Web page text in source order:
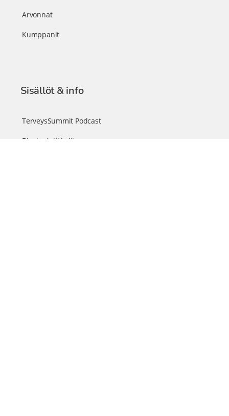
Arvonnat
Kumppanit
Sisällöt & info
TerveysSummit Podcast
Blogi – Artikkelit